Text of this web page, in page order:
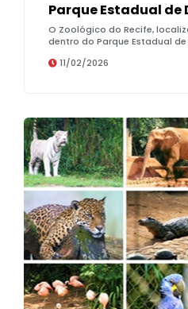
Parque Estadual de
O Zoológico do Recife,
dentro do Parque Estadual de
11/02/2026